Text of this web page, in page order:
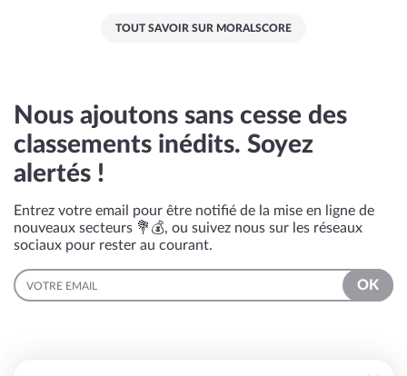
TOUT SAVOIR SUR MORALSCORE
Nous ajoutons sans cesse des
classements inédits. Soyez
alertés !
Entrez votre email pour être notifié de la mise en ligne de
nouveaux secteurs 💐💰, ou suivez nous sur les réseaux
sociaux pour rester au courant.
EMAIL
OK